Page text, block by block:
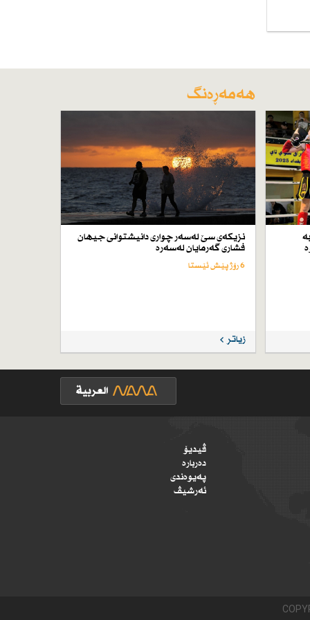
هەمەڕەنگ
نزیكەی سێ لەسەر چواری دانیشتوانی جیهان
فشاری گەرمایان لەسەرە
6 رۆژ پێش ئێستا
زیاتر
ڤیدیۆ
دەربارە
پەیوەندی
ئەرشیڤ